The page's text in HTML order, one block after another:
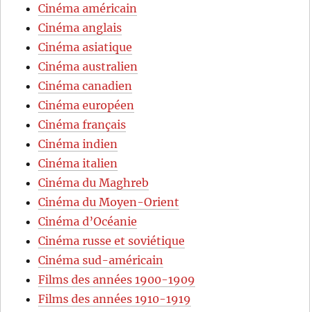
Cinéma américain
Cinéma anglais
Cinéma asiatique
Cinéma australien
Cinéma canadien
Cinéma européen
Cinéma français
Cinéma indien
Cinéma italien
Cinéma du Maghreb
Cinéma du Moyen-Orient
Cinéma d’Océanie
Cinéma russe et soviétique
Cinéma sud-américain
Films des années 1900-1909
Films des années 1910-1919